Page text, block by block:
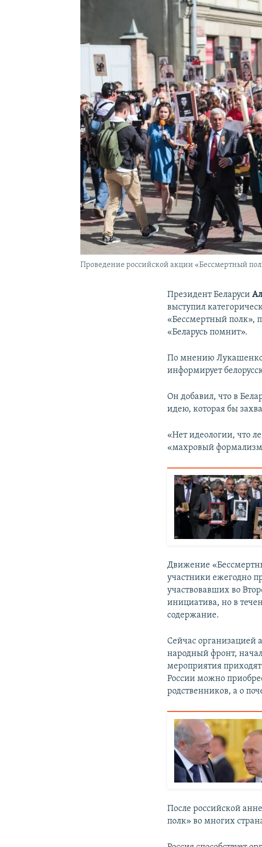
УКРАИНСКАЯ ПРОБЛЕМА КРЫМА
Проведение российской акции «Бессмертный
Президент Беларуси
выступил
«Бессмертный полк»,
«Беларусь помнит».
По мнению Лукашенко,
информирует
Он добавил, что в
идею, которая бы
«Нет идеологии, что
«махровый
Движение
участники ежегодно
участвовавших во
инициатива, но в
содержание.
Сейчас организацией
народный фронт,
мероприятия
России можно
родственников, а о
После российской
полк» во многих